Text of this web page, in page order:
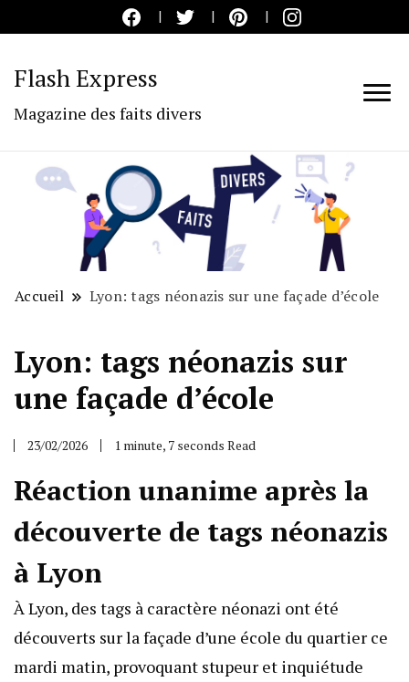
Flash Express
Magazine des faits divers
Accueil Lyon: tags néonazis sur une façade d’école
Lyon: tags néonazis sur
une façade d’école
23/02/2026 1 minute, 7 seconds Read
Réaction unanime après la
découverte de tags néonazis
à Lyon
À Lyon, des tags à caractère néonazi ont été
découverts sur la façade d’une école du quartier ce
mardi matin, provoquant stupeur et inquiétude